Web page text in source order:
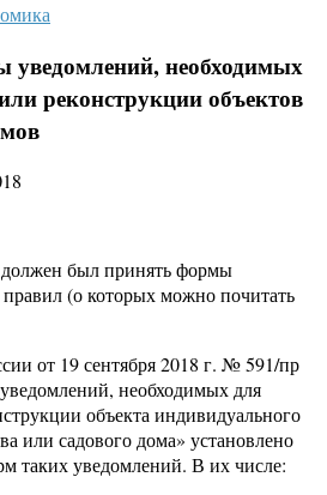
необходимых
реконструкции объектов
был принять формы
(о которых можно почитать
от 19 сентября 2018 г. № 591/пр
необходимых для
объекта индивидуального
или садового дома» установлено
таких уведомлений. В их числе: